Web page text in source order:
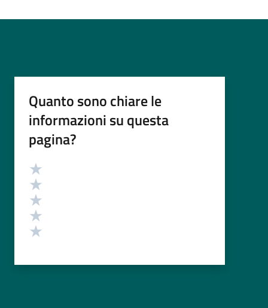
Quanto sono chiare le
informazioni su questa
pagina?
Valutazione